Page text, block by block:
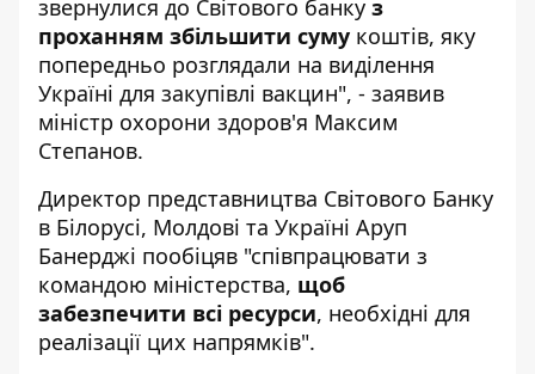
звернулися до Світового банку з
проханням збільшити суму коштів, яку
попередньо розглядали на виділення
Україні для закупівлі вакцин", - заявив
міністр охорони здоров'я Максим
Степанов.
Директор представництва Світового Банку
в Білорусі, Молдові та Україні Аруп
Банерджі пообіцяв "співпрацювати з
командою міністерства, щоб
забезпечити всі ресурси, необхідні для
реалізації цих напрямків".